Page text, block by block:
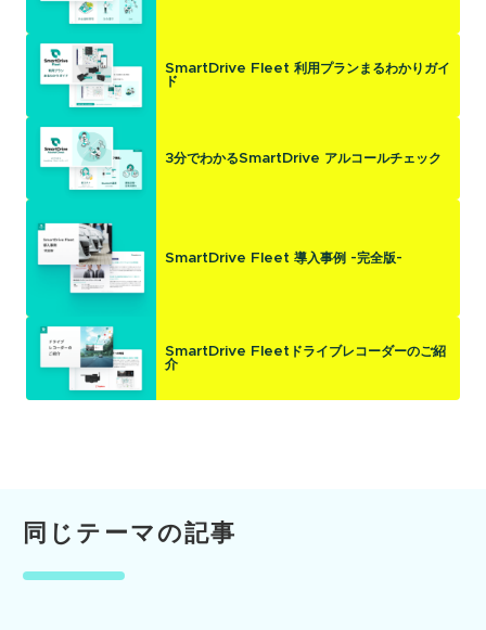
SmartDrive Fleet 利用プランまるわかりガイ
ド
3分でわかるSmartDrive アルコールチェック
SmartDrive Fleet 導入事例 -完全版-
SmartDrive Fleetドライブレコーダーのご紹
介
同じテーマの記事